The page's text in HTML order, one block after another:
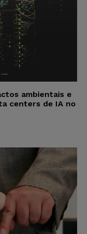
ambientais e
centers de IA no